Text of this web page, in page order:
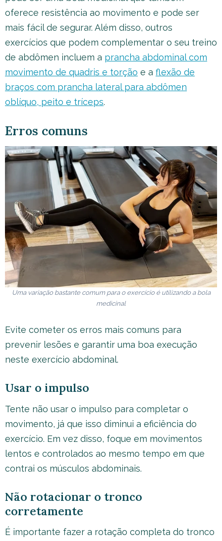
oferece resistência ao movimento e pode ser
mais fácil de segurar. Além disso, outros
exercícios que podem complementar o seu treino
de abdômen incluem a prancha abdominal com
movimento de quadris e torção e a flexão de
braços com prancha lateral para abdômen
oblíquo, peito e tríceps.
Erros comuns
Uma variação bastante comum para o exercício é utilizando a bola
medicinal
Evite cometer os erros mais comuns para
prevenir lesões e garantir uma boa execução
neste exercício abdominal.
Usar o impulso
Tente não usar o impulso para completar o
movimento, já que isso diminui a eficiência do
exercício. Em vez disso, foque em movimentos
lentos e controlados ao mesmo tempo em que
contrai os músculos abdominais.
Não rotacionar o tronco
corretamente
É importante fazer a rotação completa do tronco